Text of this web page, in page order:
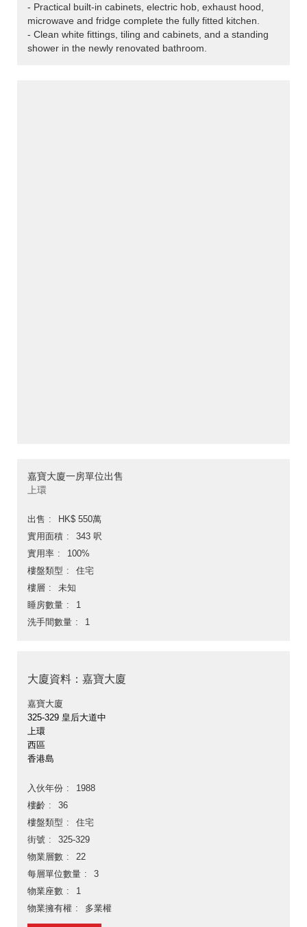
- Practical built-in cabinets, electric hob, exhaust hood,
microwave and fridge complete the fully fitted kitchen.
- Clean white fittings, tiling and cabinets, and a standing
shower in the newly renovated bathroom.
嘉寶大廈一房單位出售
上環
出售
HK$ 550萬
實用面積
343 呎
實用率
100%
樓盤類型
住宅
樓層
未知
睡房數量
1
洗手間數量
1
大廈資料：嘉寶大廈
嘉寶大廈
325-329 皇后大道中
上環
西區
香港島
入伙年份
1988
樓齡
36
樓盤類型
住宅
街號
325-329
物業層數
22
每層單位數量
3
物業座數
1
物業擁有權
多業權